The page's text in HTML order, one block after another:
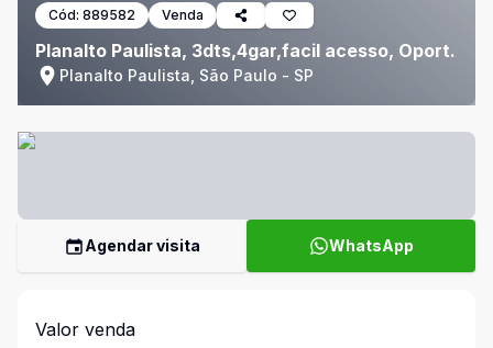
Cód: 889582 Venda
Planalto Paulista, 3dts,4gar,facil acesso, Oport.
Planalto Paulista, São Paulo - SP
Agendar visita WhatsApp
Valor venda